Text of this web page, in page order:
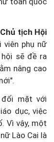
tịch Hội
viên phụ nữ
sẽ đề ra
nâng cao
đối mặt với
dục, việc
Vì vậy, một
Lào Cai là